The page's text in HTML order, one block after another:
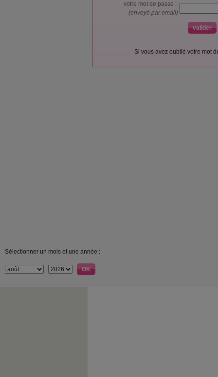
votre mot de passe :
(envoyé par email)
Si vous avez oublié votre mot
Sélectionner un mois et une année :